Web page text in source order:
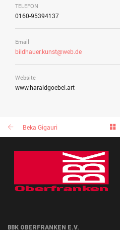
TELEFON
0160-95394137
Email
bildhauer.kunst@web.de
Website
www.haraldgoebel.art
Beka Gigauri
BBK OBERFRANKEN E.V.